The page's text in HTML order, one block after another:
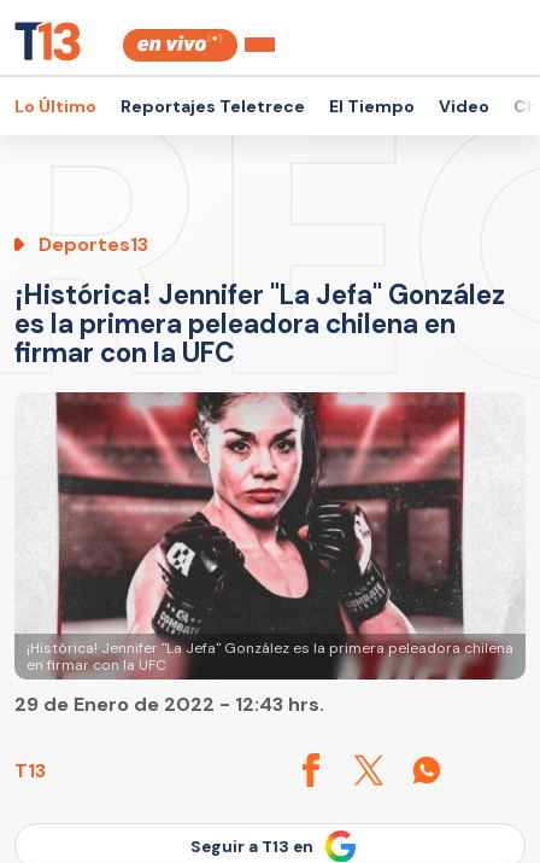
Lo Último Reportajes Teletrece El Tiempo Video
Deportes13
¡Histórica! Jennifer "La Jefa" González
es la primera peleadora chilena en
firmar con la UFC
¡Histórica! Jennifer "La Jefa" González es la primera peleadora chilena
en firmar con la UFC
T13
29 de Enero de 2022 - 12:43 hrs.
Seguir a T13 en